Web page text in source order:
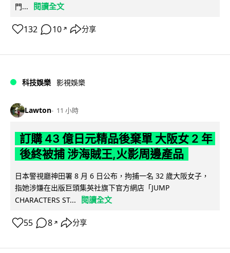
門...
閱讀全文
132 10 ↗ 分享
科技娛樂 影視娛樂
Lawton 11 小時
訂購 43 億日元精品後棄單 大阪女 2 年
後終被捕 涉海賊王,火影周邊產品
日本警視廳神田署 8 月 6 日公布，拘捕一名 32 歲大阪女子，
指她涉嫌在出版巨頭集英社旗下官方網店「JUMP
CHARACTERS ST...
閱讀全文
55 8 ↗ 分享